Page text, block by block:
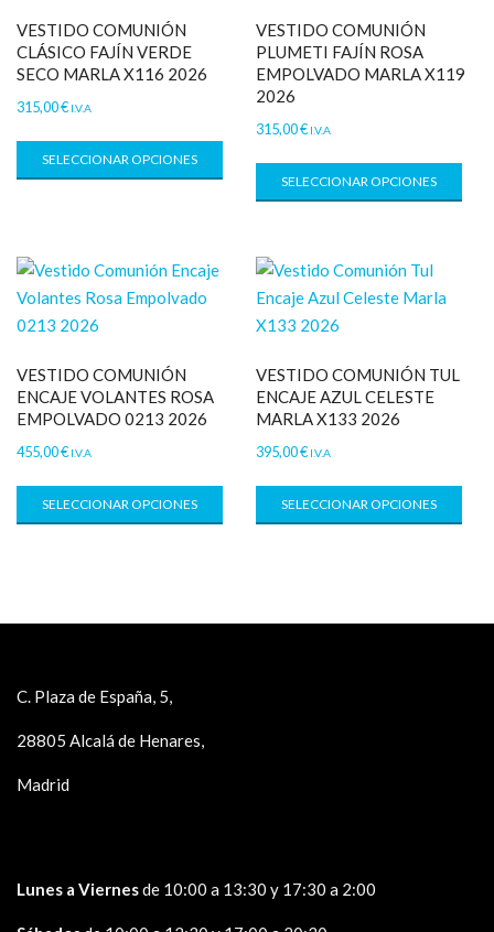
VESTIDO COMUNIÓN
CLÁSICO FAJÍN VERDE
SECO MARLA X116 2026
315,00€ I.V.A
SELECCIONAR OPCIONES
VESTIDO COMUNIÓN
PLUMETI FAJÍN ROSA
EMPOLVADO MARLA X119
2026
315,00€ I.V.A
SELECCIONAR OPCIONES
VESTIDO COMUNIÓN
ENCAJE VOLANTES ROSA
EMPOLVADO 0213 2026
455,00€ I.V.A
SELECCIONAR OPCIONES
VESTIDO COMUNIÓN TUL
ENCAJE AZUL CELESTE
MARLA X133 2026
395,00€ I.V.A
SELECCIONAR OPCIONES
C. Plaza de España, 5,
28805 Alcalá de Henares,
Madrid
Lunes a Viernesde 10:00 a 13:30 y 17:30 a 2:00